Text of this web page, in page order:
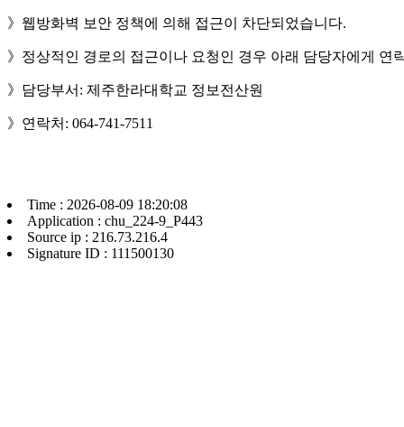
》웹방화벽 보안 정책에 의해 접근이 차단되었습니다.
》정상적인 경로의 접근이나 요청인 경우 아래 담당자에게 연
》담당부서: 제주한라대학교 정보전산원
》연락처: 064-741-7511
Time : 2026-08-09 18:20:08
Application : chu_224-9_P443
Source ip : 216.73.216.4
Signature ID : 111500130